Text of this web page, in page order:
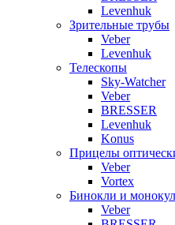
Levenhuk
Зрительные трубы
Veber
Levenhuk
Телескопы
Sky-Watcher
Veber
BRESSER
Levenhuk
Konus
Прицелы
Veber
Vortex
Бинокли и
Veber